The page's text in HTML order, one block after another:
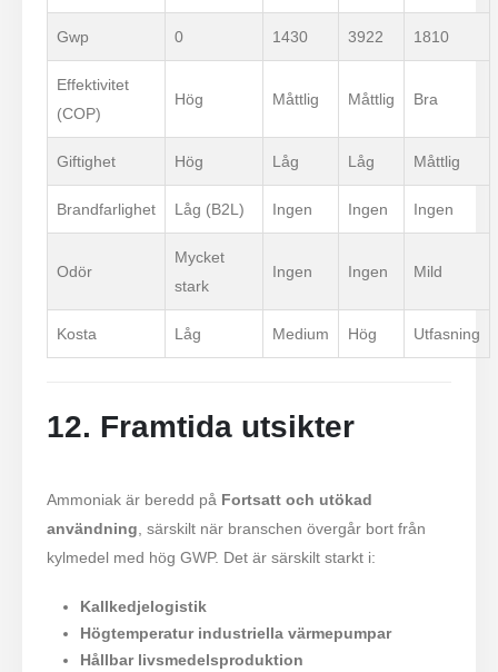
Gwp 0 1430 3922 1810
Effektivitet
(COP)
Hög Måttlig Måttlig Bra
Giftighet Hög Låg Låg Måttlig
Brandfarlighet Låg (B2L) Ingen Ingen Ingen
Odör
Mycket
stark
Ingen Ingen Mild
Kosta Låg Medium Hög Utfasning
12. Framtida utsikter
Ammoniak är beredd på Fortsatt och utökad
användning , särskilt när branschen övergår bort från
kylmedel med hög GWP. Det är särskilt starkt i:
Kallkedjelogistik
Högtemperatur industriella värmepumpar
Hållbar livsmedelsproduktion